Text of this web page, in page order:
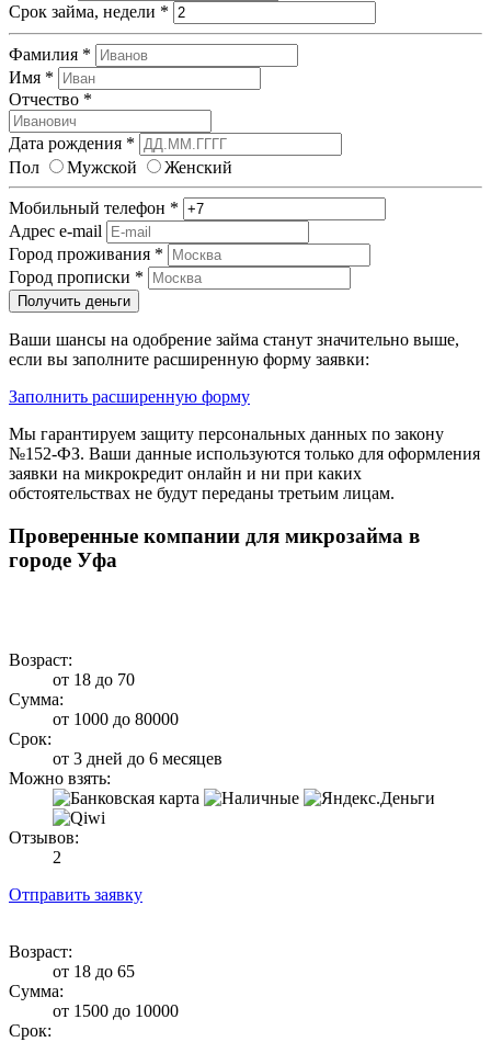
Срок займа, недели *
Фамилия *
Имя *
Отчество *
Дата рождения *
Пол
Мужской Женский
Мобильный телефон *
Адрес e-mail
Город проживания *
Город прописки *
Получить деньги
Ваши шансы на одобрение займа станут значительно выше,
если вы заполните расширенную форму заявки:
Заполнить расширенную форму
Мы гарантируем защиту персональных данных по закону
№152-ФЗ. Ваши данные используются только для оформления
заявки на микрокредит онлайн и ни при каких
обстоятельствах не будут переданы третьим лицам.
Проверенные компании для микрозайма в
городе Уфа
Возраст:
от 18 до 70
Сумма:
от 1000 до 80000
Срок:
от 3 дней до 6 месяцев
Можно взять:
Отзывов:
2
Отправить заявку
Возраст:
от 18 до 65
Сумма:
от 1500 до 10000
Срок: